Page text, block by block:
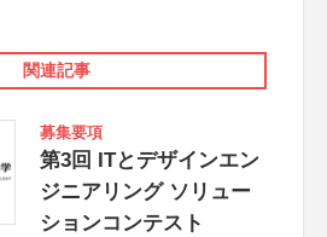
関連記事
募集要項
第3回 ITとデザインエン
ジニアリング ソリュー
ションコンテスト